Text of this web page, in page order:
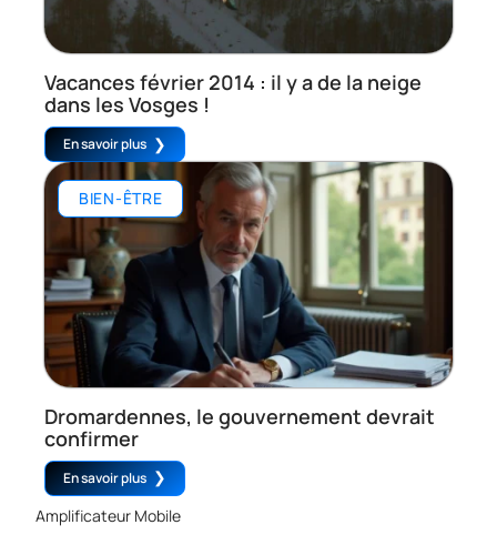
Vacances février 2014 : il y a de la neige
dans les Vosges !
En savoir plus
BIEN-ÊTRE
Dromardennes, le gouvernement devrait
confirmer
En savoir plus
Amplificateur Mobile